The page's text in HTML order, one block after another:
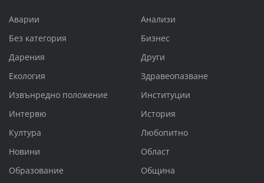
Аварии
Анализи
Без категория
Бизнес
Дарения
Други
Екология
Здравеопазване
Извънредно положение
Институции
Интервю
История
Култура
Любопитно
Новини
Област
Образование
Община